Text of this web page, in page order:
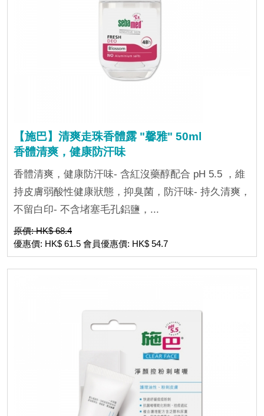
【施巴】清爽走珠香體露 "馨雅" 50ml
香體清爽，健康防汗味
香體清爽，健康防汗味- 含紅沒藥醇配合 pH 5.5 ，維
持皮膚弱酸性健康狀態，抑臭菌，防汗味- 持久清爽，
不留白印- 不含堵塞毛孔鋁鹽，...
原價: HK$ 68.4
優惠價: HK$ 61.5 會員優惠價: HK$ 54.7